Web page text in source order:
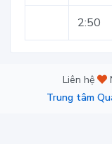
2:50
Liên hệ
Trung tâm